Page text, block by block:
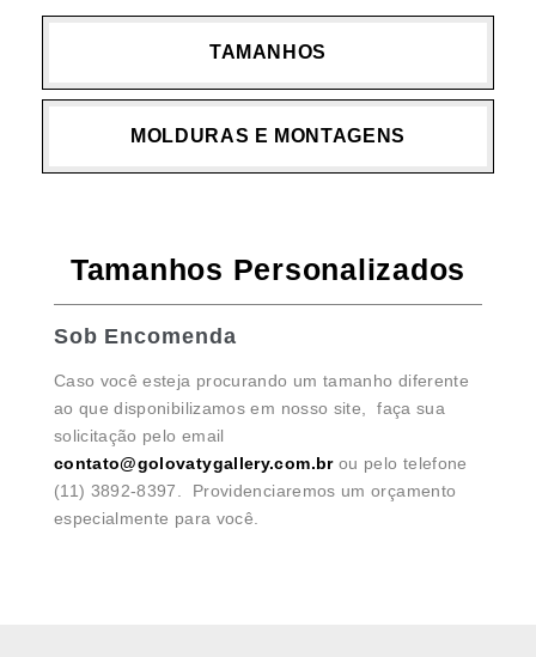
TAMANHOS
MOLDURAS E MONTAGENS
Tamanhos Personalizados
Sob Encomenda
Caso você esteja procurando um tamanho diferente
ao que disponibilizamos em nosso site, faça sua
solicitação pelo email
contato@golovatygallery.com.brou pelo telefone
(11) 3892-8397. Providenciaremos um orçamento
especialmente para você.